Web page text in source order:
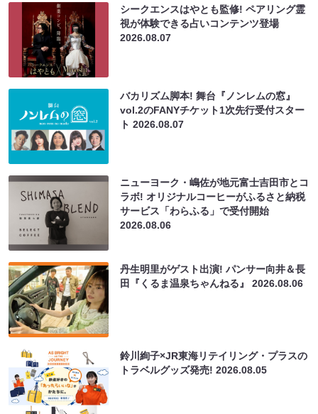
シークエンスはやとも監修! ペアリング霊
視が体験できる占いコンテンツ登場
2026.08.07
バカリズム脚本! 舞台『ノンレムの窓』
vol.2のFANYチケット1次先行受付スター
ト2026.08.07
ニューヨーク・嶋佐が地元富士吉田市とコ
ラボ! オリジナルコーヒーがふるさと納税
サービス「わらふる」で受付開始
2026.08.06
丹生明里がゲスト出演! パンサー向井＆長
田『くるま温泉ちゃんねる』2026.08.06
鈴川絢子×JR東海リテイリング・プラスの
トラベルグッズ発売!2026.08.05